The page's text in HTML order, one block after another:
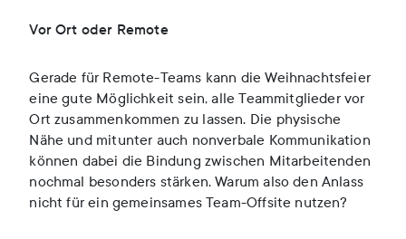
Vor Ort oder Remote
Gerade für Remote-Teams kann die Weihnachtsfeier
eine gute Möglichkeit sein, alle Teammitglieder vor
Ort zusammenkommen zu lassen. Die physische
Nähe und mitunter auch nonverbale Kommunikation
können dabei die Bindung zwischen Mitarbeitenden
nochmal besonders stärken. Warum also den Anlass
nicht für ein gemeinsames Team-Offsite nutzen?